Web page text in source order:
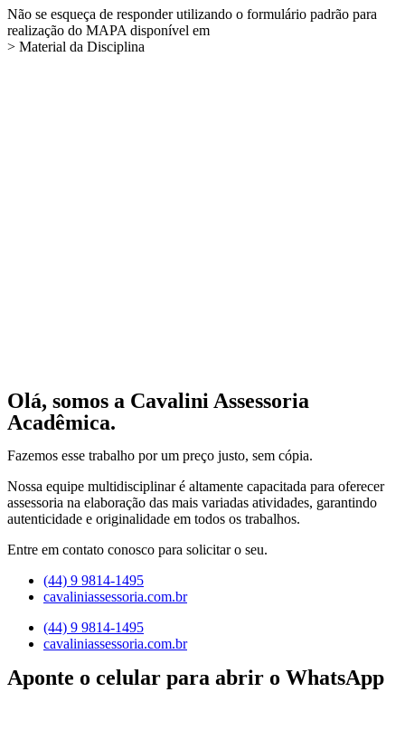
Não se esqueça de responder utilizando o formulário padrão para
realização do MAPA disponível em
> Material da Disciplina
Olá, somos a Cavalini Assessoria
Acadêmica.
Fazemos esse trabalho por um preço justo, sem cópia.
Nossa equipe multidisciplinar é altamente capacitada para oferecer
assessoria na elaboração das mais variadas atividades, garantindo
autenticidade e originalidade em todos os trabalhos.
Entre em contato conosco para solicitar o seu.
(44) 9 9814-1495
cavaliniassessoria.com.br
(44) 9 9814-1495
cavaliniassessoria.com.br
Aponte o celular para abrir o WhatsApp